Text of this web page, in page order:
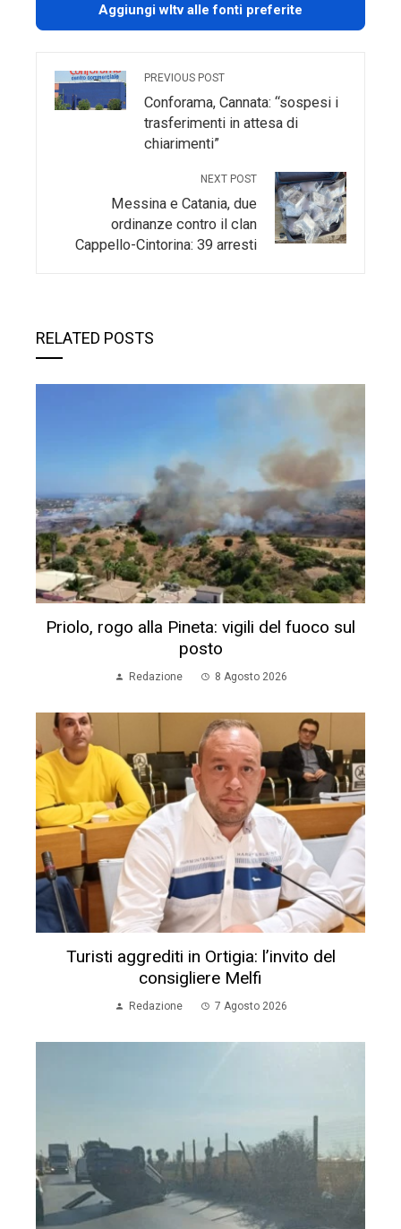
Aggiungi wltv alle fonti preferite
PREVIOUS POST
Conforama, Cannata: “sospesi i
trasferimenti in attesa di
chiarimenti”
NEXT POST
Messina e Catania, due
ordinanze contro il clan
Cappello-Cintorina: 39 arresti
RELATED POSTS
Priolo, rogo alla Pineta: vigili del fuoco sul
posto
Redazione 8 Agosto 2026
Turisti aggrediti in Ortigia: l’invito del
consigliere Melfi
Redazione 7 Agosto 2026